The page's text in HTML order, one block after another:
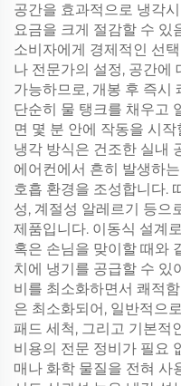
공간을 효과적으로 냉각
요금을 크게 절감할 수 있
소비자에게 경제적인 선
나 전문가의 설정, 공간에
가능하므로, 개봉 후 즉시
단순히 물 탱크를 채우고
면 몇 분 안에 작동을 시
냉각 방식은 건조한 실내
에어컨에서 흔히 발생하
호흡 환경을 조성합니다.
성, 계절성 알레르기 등으
제품입니다. 이동식 설계
혹은 손님을 맞이할 때와
치에 냉기를 공급할 수 있
비를 최소화하면서 쾌적
은 최소화되어, 일반적으
패드 세척, 그리고 기본적
비용의 전문 정비가 필요
매나 화학 물질을 전혀 사